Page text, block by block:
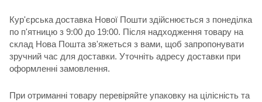
Кур'єрська доставка Нової Пошти здійснюється з понеділка
по п'ятницю з 9:00 до 19:00. Після надходження товару на
склад Нова Пошта зв'яжеться з вами, щоб запропонувати
зручний час для доставки. Уточніть адресу доставки при
оформленні замовлення.
При отриманні товару перевіряйте упаковку на цілісність та